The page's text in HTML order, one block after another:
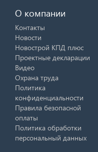
О компании
Контакты
Новости
Новострой КПД плюс
Проектные декларации
Видео
Охрана труда
Политика
конфиденциальности
Правила безопасной
оплаты
Политика обработки
персональный данных